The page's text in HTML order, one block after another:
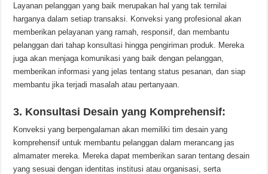
Layanan pelanggan yang baik merupakan hal yang tak ternilai
harganya dalam setiap transaksi. Konveksi yang profesional akan
memberikan pelayanan yang ramah, responsif, dan membantu
pelanggan dari tahap konsultasi hingga pengiriman produk. Mereka
juga akan menjaga komunikasi yang baik dengan pelanggan,
memberikan informasi yang jelas tentang status pesanan, dan siap
membantu jika terjadi masalah atau pertanyaan.
3. Konsultasi Desain yang Komprehensif:
Konveksi yang berpengalaman akan memiliki tim desain yang
komprehensif untuk membantu pelanggan dalam merancang jas
almamater mereka. Mereka dapat memberikan saran tentang desain
yang sesuai dengan identitas institusi atau organisasi, serta